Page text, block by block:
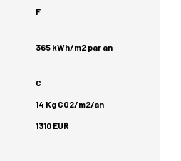
F
365 kWh/m2 par an
C
14 Kg CO2/m2/an
1310 EUR